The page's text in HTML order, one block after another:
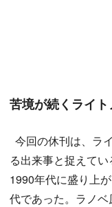
苦境が続くライ
今回の休刊は、ラ
る出来事と捉えて
1990年代に盛り上
代であった。ラノ